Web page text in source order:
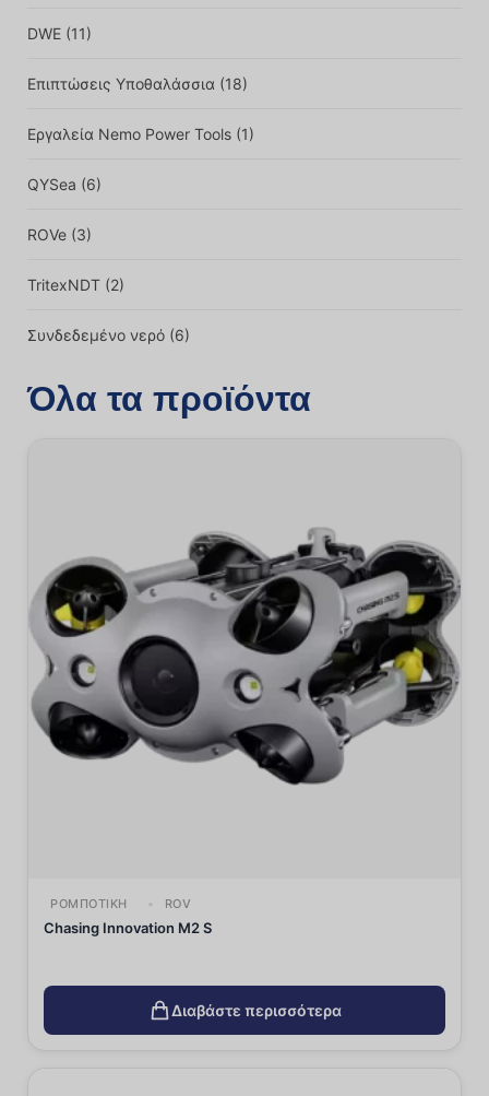
DWE (11)
Επιπτώσεις Υποθαλάσσια (18)
Εργαλεία Nemo Power Tools (1)
QYSea (6)
ROVe (3)
TritexNDT (2)
Συνδεδεμένο νερό (6)
Όλα τα προϊόντα
ΡΟΜΠΟΤΙΚΉ ROV
Chasing Innovation M2 S
Διαβάστε περισσότερα